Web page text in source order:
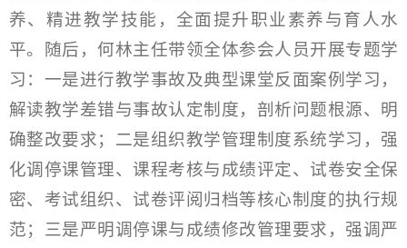
养、精进教学技能，全面提升职业素养与育人水
平。随后，何林主任带领全体参会人员开展专题学
习：一是进行教学事故及典型课堂反面案例学习，
解读教学差错与事故认定制度，剖析问题根源、明
确整改要求；二是组织教学管理制度系统学习，强
化调停课管理、课程考核与成绩评定、试卷安全保
密、考试组织、试卷评阅归档等核心制度的执行规
范；三是严明调停课与成绩修改管理要求，强调严